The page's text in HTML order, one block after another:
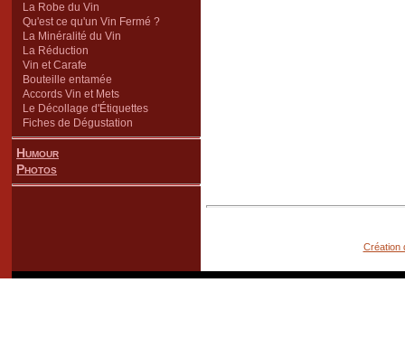
La Robe du Vin
Qu'est ce qu'un Vin Fermé ?
La Minéralité du Vin
La Réduction
Vin et Carafe
Bouteille entamée
Accords Vin et Mets
Le Décollage d'Étiquettes
Fiches de Dégustation
Humour
Photos
Création